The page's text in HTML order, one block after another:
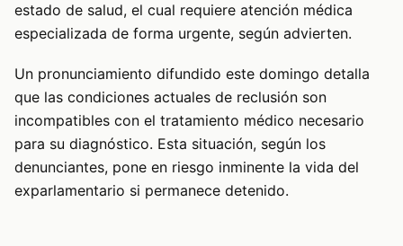
estado de salud, el cual requiere atención médica
especializada de forma urgente, según advierten.
Un pronunciamiento difundido este domingo detalla
que las condiciones actuales de reclusión son
incompatibles con el tratamiento médico necesario
para su diagnóstico. Esta situación, según los
denunciantes, pone en riesgo inminente la vida del
exparlamentario si permanece detenido.